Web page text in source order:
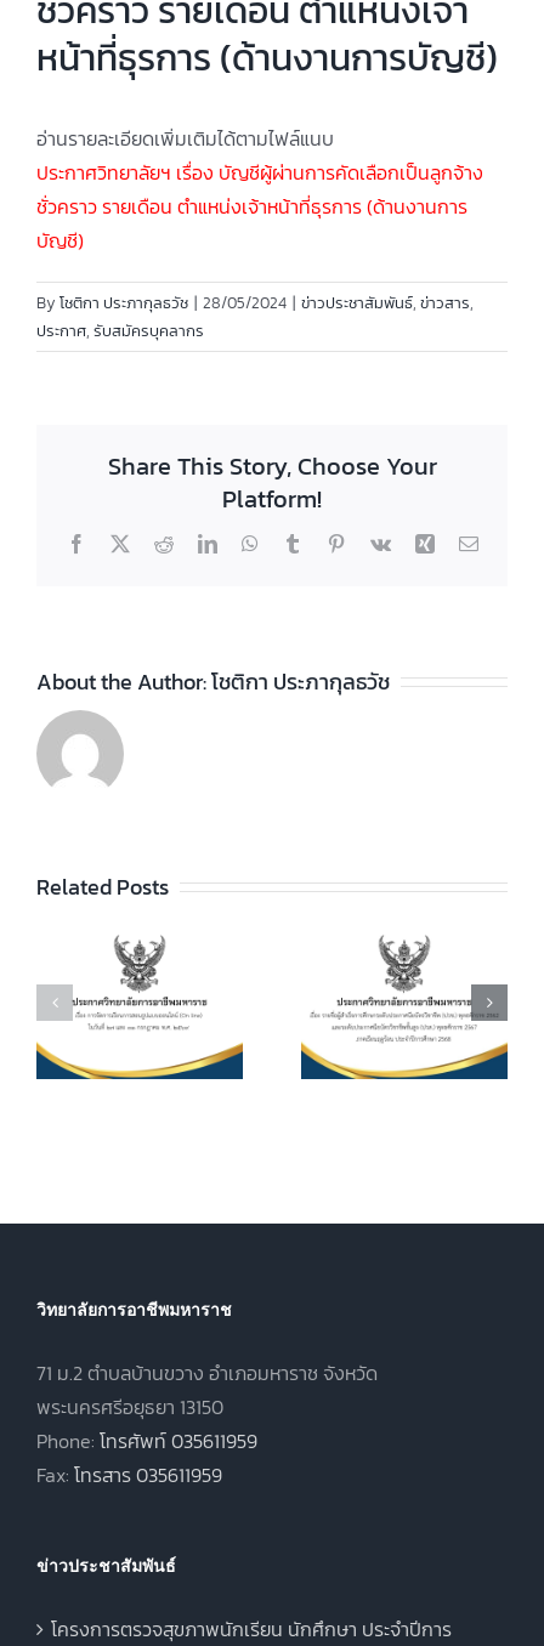
หน้าที่ธุรการ (ด้านงานการบัญชี)
อ่านรายละเอียดเพิ่มเติมได้ตามไฟล์แนบ
ประกาศวิทยาลัยฯ เรื่อง บัญชีผู้ผ่านการคัดเลือกเป็นลูกจ้าง
ชั่วคราว รายเดือน ตำแหน่งเจ้าหน้าที่ธุรการ (ด้านงานการ
บัญชี)
By โชติกา ประภากุลธวัช | 28/05/2024 | ข่าวประชาสัมพันธ์, ข่าวสาร,
ประกาศ, รับสมัครบุคลากร
Share This Story, Choose Your
Platform!
Facebook
X RedditLinkedInWhatsApp
TumblrPinterest
Vk Xing Email
About the Author:โชติกา ประภากุลธวัช
Related Postsศึกษาระดับ
ประกาศนียบัตร
วิชาชีพ (ปวช.)
พุทธศักราช
2562 และระดับ
ประกาศนียบัตร
ฤดูร้อน ประจำปี
ประกาศวิทยา
กำหนดการ และ
อัตราการจัดเก็บ
ค่าบำรุงการ
ศึกษา ค่า
หน่วยกิตรายวิชา
วิทยาลัยการอาชีพมหาราช
71 ม.2 ตำบลบ้านขวาง อำเภอมหาราช จังหวัด
พระนครศรีอยุธยา 13150
Phone: โทรศัพท์ 035611959
Fax: โทรสาร 035611959
ข่าวประชาสัมพันธ์
โครงการตรวจสุขภาพนักเรียน นักศึกษา ประจำปีการ